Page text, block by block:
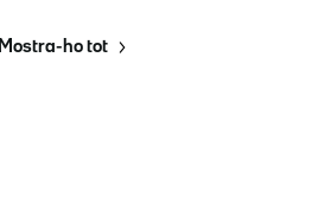
Mostra-ho tot